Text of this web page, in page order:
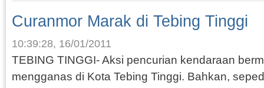
Curanmor Marak di Tebing Tinggi
10:39:28, 16/01/2011
TEBING TINGGI- Aksi pencurian kendaraan
mengganas di Kota Tebing Tinggi. Bahkan,